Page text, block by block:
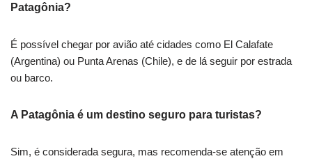
Patagônia?
É possível chegar por avião até cidades como El Calafate
(Argentina) ou Punta Arenas (Chile), e de lá seguir por estrada
ou barco.
A Patagônia é um destino seguro para turistas?
Sim, é considerada segura, mas recomenda-se atenção em